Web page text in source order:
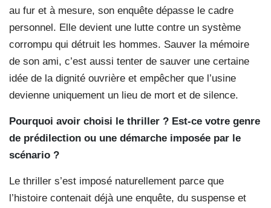
au fur et à mesure, son enquête dépasse le cadre
personnel. Elle devient une lutte contre un système
corrompu qui détruit les hommes. Sauver la mémoire
de son ami, c’est aussi tenter de sauver une certaine
idée de la dignité ouvrière et empêcher que l’usine
devienne uniquement un lieu de mort et de silence.
Pourquoi avoir choisi le thriller ? Est-ce votre genre
de prédilection ou une démarche imposée par le
scénario ?
Le thriller s’est imposé naturellement parce que
l’histoire contenait déjà une enquête, du suspense et